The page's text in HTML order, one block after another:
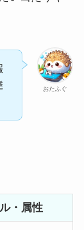
おたふぐ
・属性